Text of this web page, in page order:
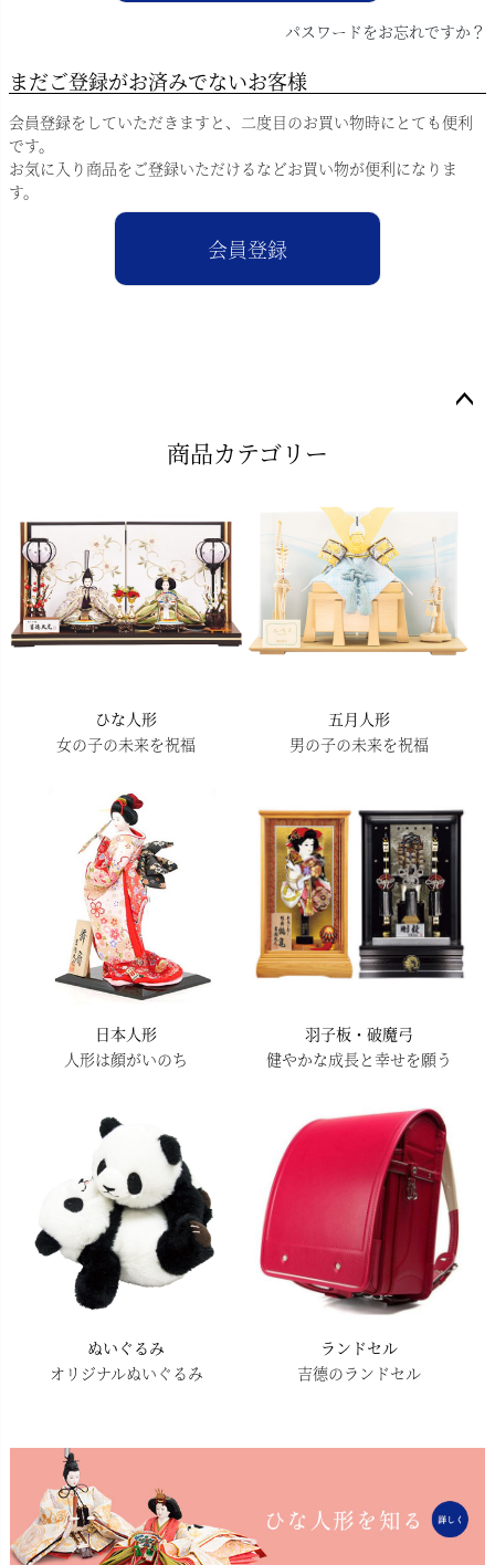
パスワードをお忘れですか？
まだご登録がお済みでないお客様
会員登録をしていただきますと、二度目のお買い物時にとても便利
です。
お気に入り商品をご登録いただけるなどお買い物が便利になりま
す。
会員登録
商品カテゴリー
ひな人形
女の子の未来を祝福
五月人形
男の子の未来を祝福
日本人形
人形は顔がいのち
羽子板・破魔弓
健やかな成長と幸せを願う
ぬいぐるみ
オリジナルぬいぐるみ
ランドセル
吉德のランドセル